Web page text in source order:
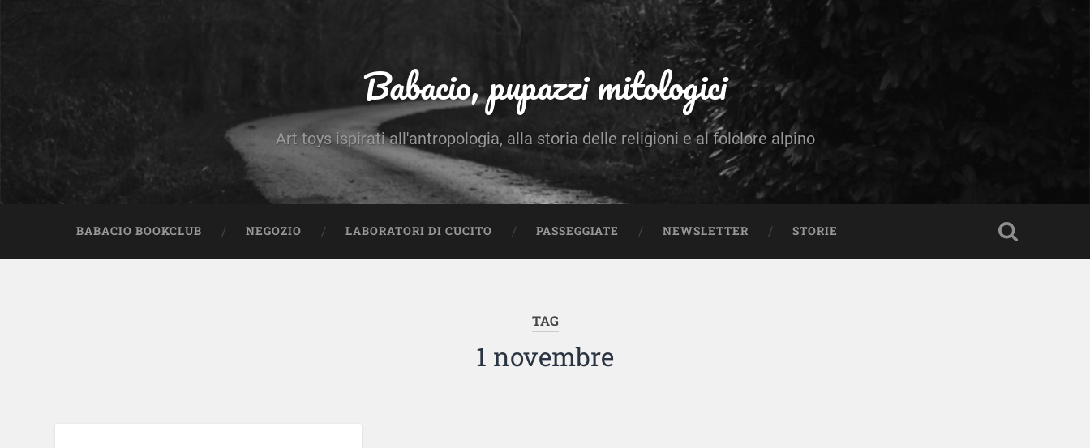
Babacio, pupazzi mitologici
Art toys ispirati all'antropologia, alla storia delle religioni e al folclore alpino
BABACIO BOOKCLUB NEGOZIO LABORATORI DI CUCITO PASSEGGIATE NEWSLETTER STORIE
TAG
1 novembre